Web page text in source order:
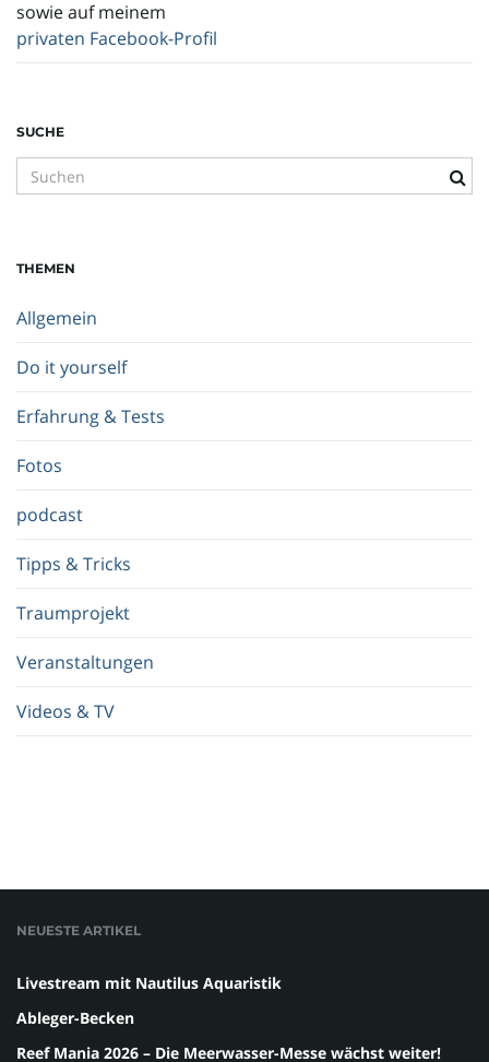
sowie auf meinem
privaten Facebook-Profil
SUCHE
u
b
g
i
f
.
.
.
THEMEN
Allgemein
Do it yourself
Erfahrung & Tests
Fotos
podcast
Tipps & Tricks
Traumprojekt
Veranstaltungen
Videos & TV
NEUESTE ARTIKEL
Livestream mit Nautilus Aquaristik
Ableger-Becken
Reef Mania 2026 – Die Meerwasser-Messe wächst weiter!